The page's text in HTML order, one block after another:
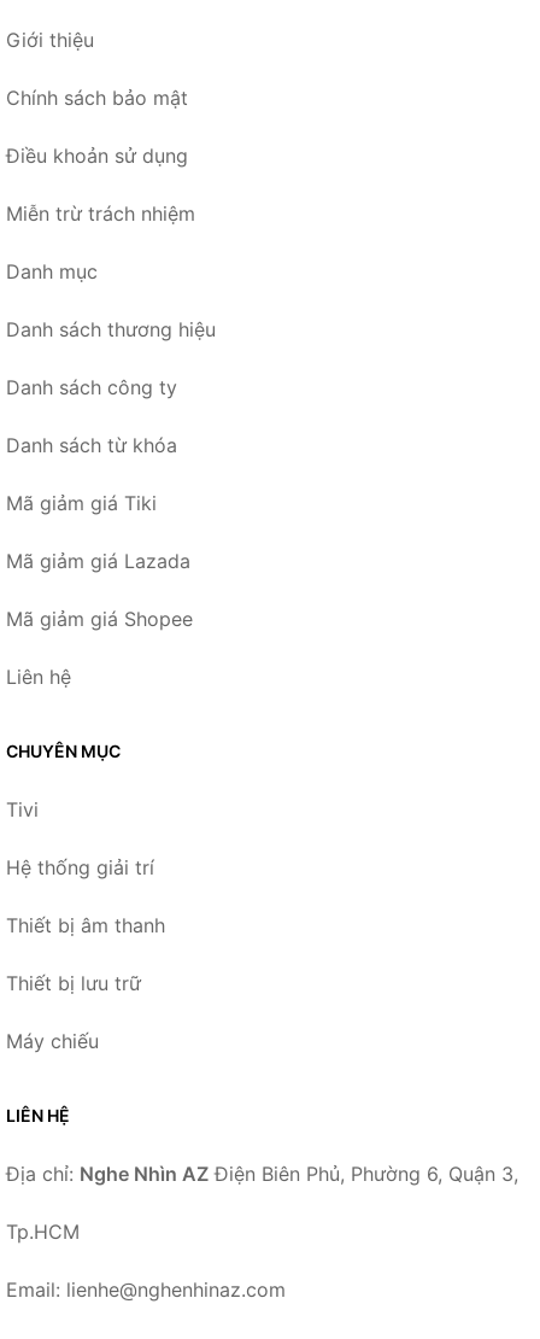
Giới thiệu
Chính sách bảo mật
Điều khoản sử dụng
Miễn trừ trách nhiệm
Danh mục
Danh sách thương hiệu
Danh sách công ty
Danh sách từ khóa
Mã giảm giá Tiki
Mã giảm giá Lazada
Mã giảm giá Shopee
Liên hệ
CHUYÊN MỤC
Tivi
Hệ thống giải trí
Thiết bị âm thanh
Thiết bị lưu trữ
Máy chiếu
LIÊN HỆ
Địa chỉ: Nghe Nhìn AZ Điện Biên Phủ, Phường 6, Quận 3,
Tp.HCM
Email: lienhe@nghenhinaz.com